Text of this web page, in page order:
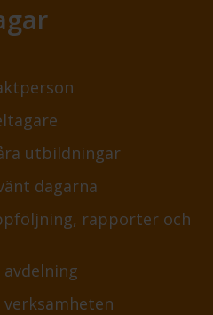
utbildningar
dagarna
rapporter och